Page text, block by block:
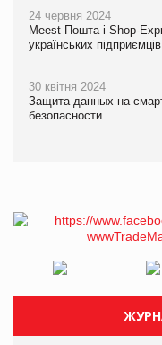
24 червня 2024
Meest Пошта і Shop-
українських підприємців
30 квітня 2024
Защита данных на
безопасности